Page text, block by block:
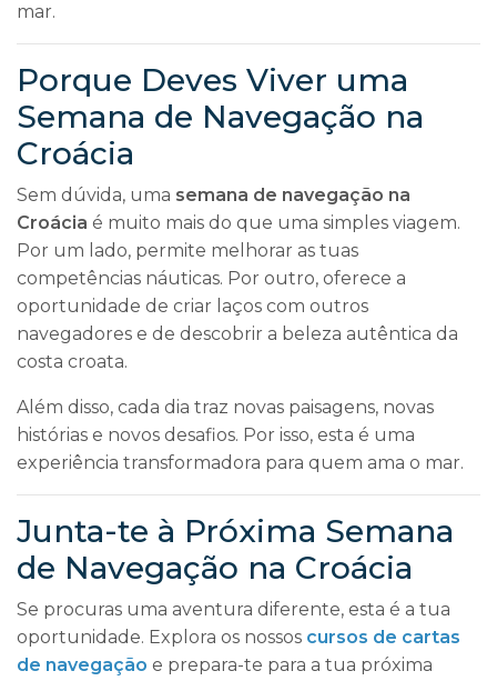
mar.
Porque Deves Viver uma
Semana de Navegação na
Croácia
Sem dúvida, uma semana de navegação na
Croácia é muito mais do que uma simples viagem.
Por um lado, permite melhorar as tuas
competências náuticas. Por outro, oferece a
oportunidade de criar laços com outros
navegadores e de descobrir a beleza autêntica da
costa croata.
Além disso, cada dia traz novas paisagens, novas
histórias e novos desafios. Por isso, esta é uma
experiência transformadora para quem ama o mar.
Junta-te à Próxima Semana
de Navegação na Croácia
Se procuras uma aventura diferente, esta é a tua
oportunidade. Explora os nossos cursos de cartas
de navegação e prepara-te para a tua próxima